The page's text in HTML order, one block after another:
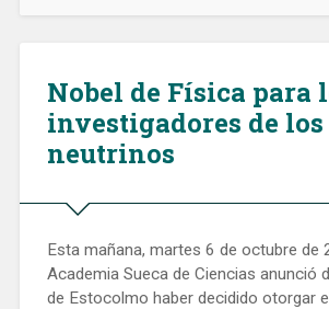
Nobel de Física para
investigadores de los
neutrinos
Esta mañana, martes 6 de octubre de
Academia Sueca de Ciencias anunció
de Estocolmo haber decidido otorgar